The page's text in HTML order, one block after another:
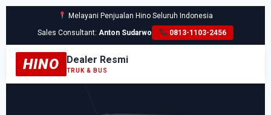
Melayani Penjualan Hino Seluruh Indonesia
Sales Consultant:Anton Sudarwo 0813-1103-2456
HINO Dealer Resmi
TRUK & BUS